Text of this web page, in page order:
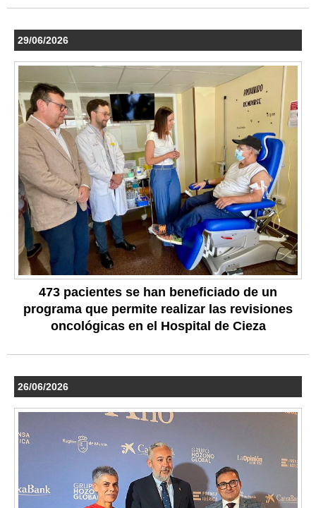
29/06/2026
473 pacientes se han beneficiado de un
programa que permite realizar las revisiones
oncológicas en el Hospital de Cieza
26/06/2026